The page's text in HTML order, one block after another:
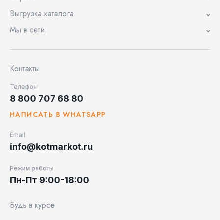
Выгрузка каталога
Мы в сети
Контакты
Телефон
8 800 707 68 80
НАПИСАТЬ В WHATSAPP
Email
info@kotmarkot.ru
Режим работы
Пн-Пт 9:00-18:00
Будь в курсе